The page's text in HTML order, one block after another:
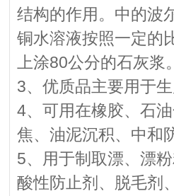
结构的作用。中的波
铜水溶液按照一定的
上涂80公分的石灰浆
3、优质品主要用于
4、可用在橡胶、石
焦、油泥沉积、中和
5、用于制取漂、漂
酸性防止剂、脱毛剂